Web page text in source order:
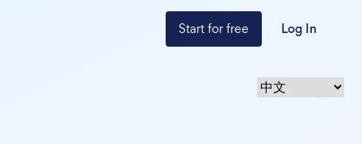
Start for free Log In